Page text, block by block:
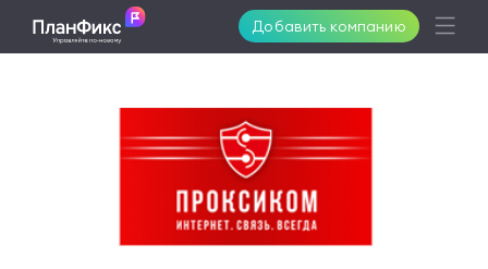
Добавить компанию